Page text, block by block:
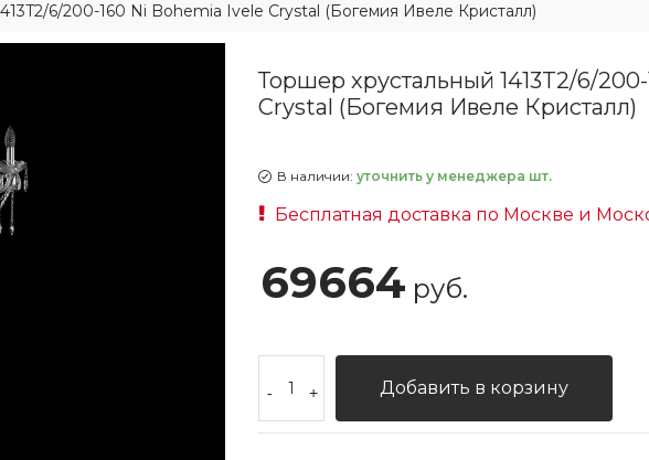
6/200-160 Ni Bohemia Ivele Crystal (Богемия Ивеле Кристалл)
Торшер хрустальный 1413T2/6/
Crystal (Богемия Ивеле Кристалл)
В наличии: уточнить у менеджера шт.
Бесплатная доставка по Москве и
69664 руб.
- + Добавить в корзину